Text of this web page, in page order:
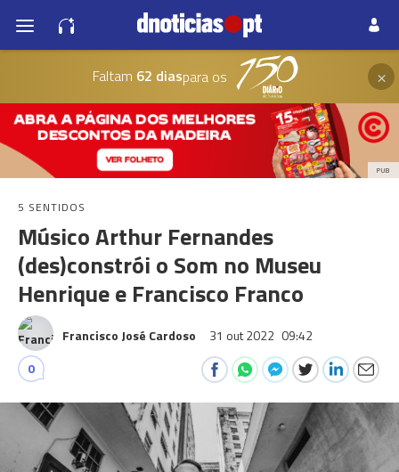
Faltam 62 diaspara os ×
PUB
5 SENTIDOS
Músico Arthur Fernandes
(des)constrói o Som no Museu
Henrique e Francisco Franco
Francisco José Cardoso 31 out 2022 09:42
0